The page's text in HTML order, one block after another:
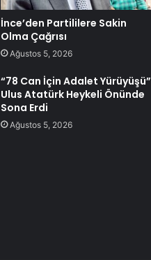
İnce’den Partililere Sakin
Olma Çağrısı
Ağustos 5, 2026
“78 Can İçin Adalet Yürüyüşü”
Ulus Atatürk Heykeli Önünde
Sona Erdi
Ağustos 5, 2026